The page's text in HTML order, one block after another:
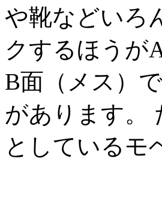
や靴などいろ
クするほうが
B面（メス）
があります。
としているモ